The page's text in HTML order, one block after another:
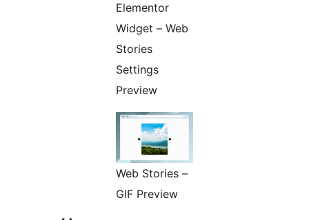
Elementor
Widget – Web
Stories
Settings
Preview
Web Stories –
GIF Preview